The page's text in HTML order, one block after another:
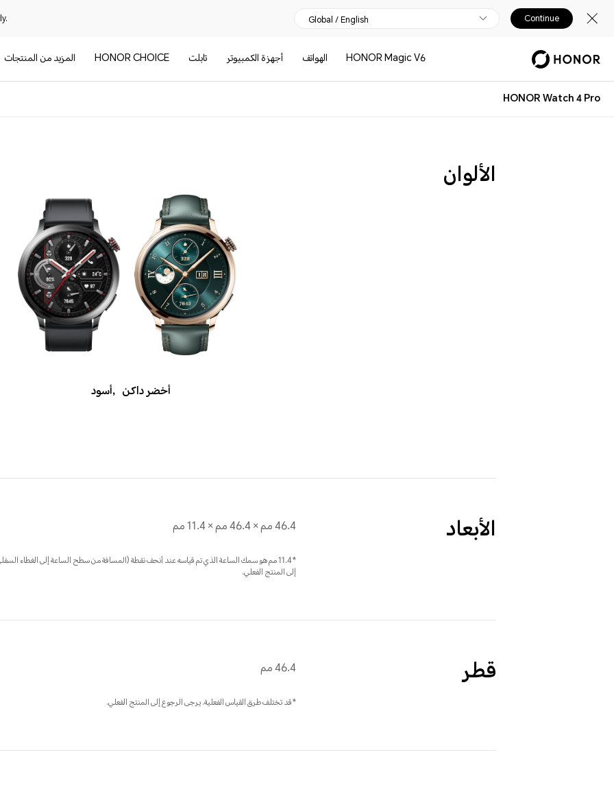
Global / English Continue
HONOR Magic V6 الهواتف أجهزة الكمبيوتر تابلت HONOR CHOICE المزيد من المنتجات
HONOR Watch 4 Pro
الألوان
أخضر داكن ,أسود
الأبعاد 46.4 مم × 46.4 مم × 11.4 مم
*11.4 مم هو سمك الساعة الذي تم قياسه عند أنحف نقطة (المسافة من سطح الساعة إلى الغطاء
إلى المنتج الفعلي.
قطر 46.4 مم
*قد تختلف طرق القياس الفعلية، يرجى الرجوع إلى المنتج الفعلي.